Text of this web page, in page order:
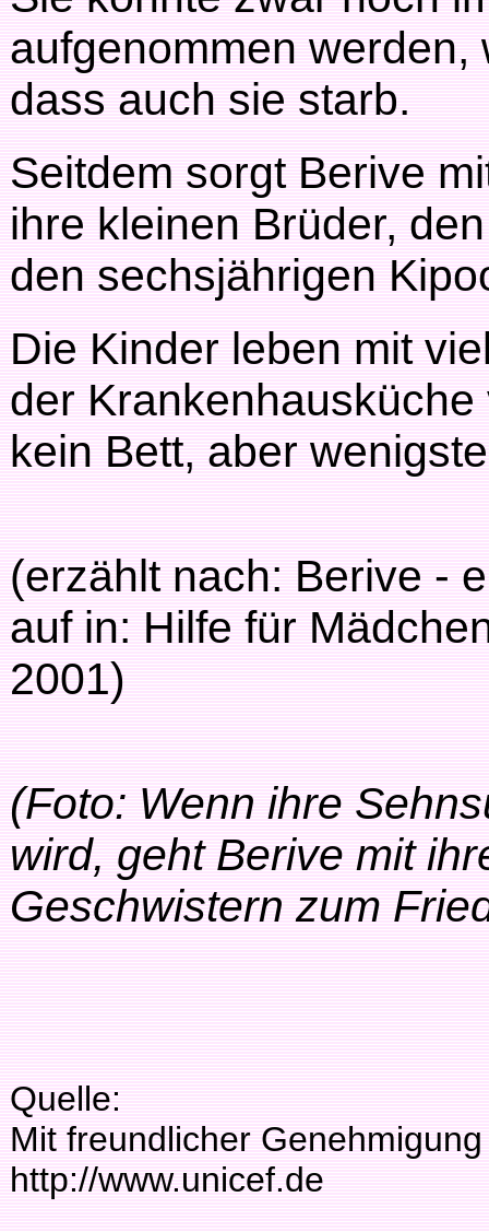
aufgenommen
dass auch sie starb.
Seitdem sorgt Berive
ihre kleinen Brüder,
den sechsjährigen
Die Kinder leben mit
der
kein Bett, aber
(erzählt nach: Berive -
auf in: Hilfe für
2001)
(Foto: Wenn ihre
wird, geht Berive mit
Geschwistern zum
Quelle:
Mit freundlicher
http://www.unicef.de